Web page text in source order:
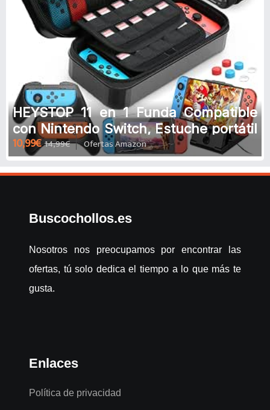
HEYSTOP 11 en 1 Funda Compatible
con Nintendo Switch, Estuche portátil
Incluye 2 Grips para Nintend
10,99€ 14,99€ Ofertas Amazon
Buscochollos.es
Nosotros nos preocupamos por encontrar las
ofertas, tú solo dedica el tiempo a lo que más te
gusta.
Enlaces
Política de privacidad